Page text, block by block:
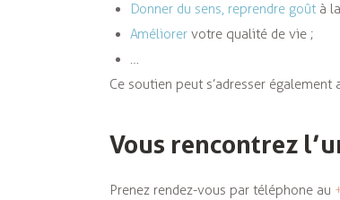
Donner du sens, reprendre goût à
Améliorer votre qualité de vie ;
…
Ce soutien peut s’adresser
Vous rencontrez
Prenez rendez-vous par téléphone au